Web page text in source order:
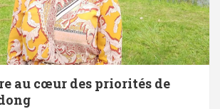
au cœur des priorités de